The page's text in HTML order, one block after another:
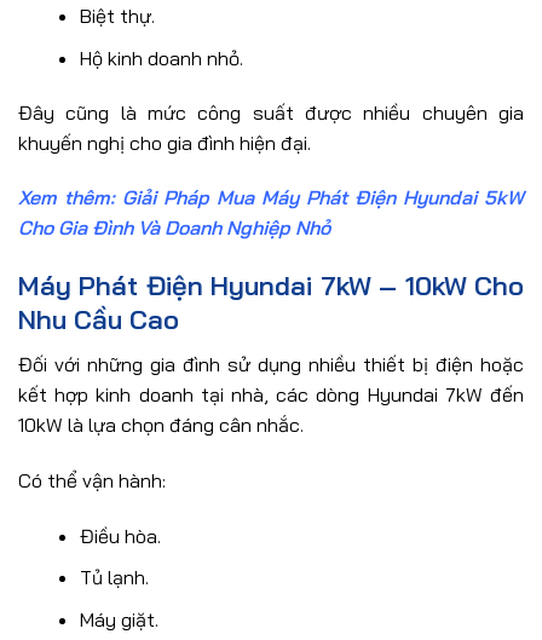
Biệt thự.
Hộ kinh doanh nhỏ.
Đây cũng là mức công suất được nhiều chuyên gia
khuyến nghị cho gia đình hiện đại.
Xem thêm: Giải Pháp Mua Máy Phát Điện Hyundai 5kW
Cho Gia Đình Và Doanh Nghiệp Nhỏ
Máy Phát Điện Hyundai 7kW – 10kW Cho
Nhu Cầu Cao
Đối với những gia đình sử dụng nhiều thiết bị điện hoặc
kết hợp kinh doanh tại nhà, các dòng Hyundai 7kW đến
10kW là lựa chọn đáng cân nhắc.
Có thể vận hành:
Điều hòa.
Tủ lạnh.
Máy giặt.